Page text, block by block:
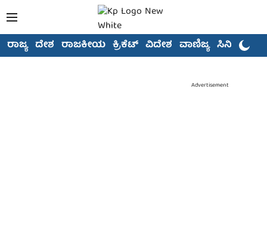
ರಾಜ್ಯ ದೇಶ ರಾಜಕೀಯ ಕ್ರಿಕೆಟ್ ವಿದೇಶ ವಾಣಿಜ್ಯ ಸಿನಿಮಾ
Advertisement